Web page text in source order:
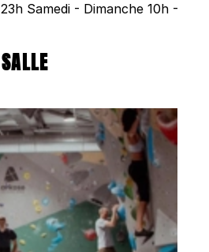
Samedi - Dimanche 10h -